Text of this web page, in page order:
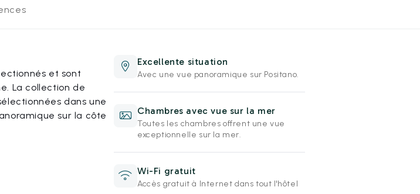
et sont
La collection de
dans une
sur la côte
Excellente situation
Avec une vue panoramique sur Positano.
Chambres avec vue sur la mer
Toutes les chambres offrent une vue
exceptionnelle sur la mer.
Wi-Fi gratuit
Accès gratuit à Internet dans tout l'hôtel